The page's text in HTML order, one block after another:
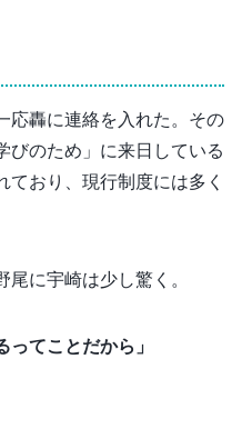
応轟に連絡を入れた。その
びのため」に来日している
ており、現行制度には多く
に宇崎は少し驚く。
ってことだから」